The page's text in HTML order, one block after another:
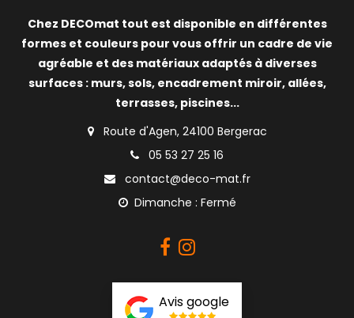
Chez DECOmat tout est disponible en différentes
formes et couleurs pour vous offrir un cadre de vie
agréable et des matériaux adaptés à diverses
surfaces : murs, sols, encadrement miroir, allées,
terrasses, piscines...
Route d'Agen, 24100 Bergerac
05 53 27 25 16
contact@deco-mat.fr
Dimanche : Fermé
Avis google